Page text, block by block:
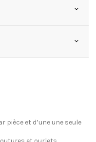
pièce et d’une une seule